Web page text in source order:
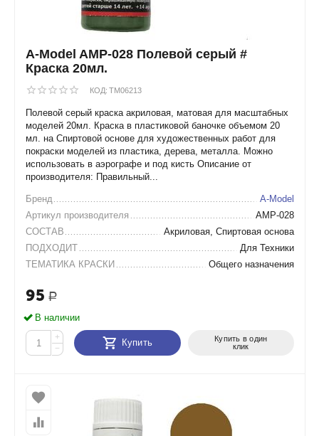
A-Model AMP-028 Полевой серый #
Краска 20мл.
КОД: TM06213
Полевой серый краска акриловая, матовая для масштабных
моделей 20мл. Краска в пластиковой баночке объемом 20
мл. на Спиртовой основе для художественных работ для
покраски моделей из пластика, дерева, металла. Можно
использовать в аэрографе и под кисть Описание от
производителя: Правильный...
Бренд
A-Model
Артикул производителя
AMP-028
СОСТАВ
Акриловая, Спиртовая основа
ПОДХОДИТ
Для Техники
ТЕМАТИКА КРАСКИ
Общего назначения
95 Р
В наличии
+
−
Купить
Купить в один
клик